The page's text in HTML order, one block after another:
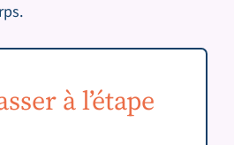
à l’étape